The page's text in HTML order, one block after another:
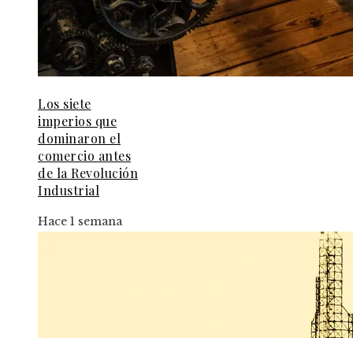
Los siete
imperios que
dominaron el
comercio antes
de la Revolución
Industrial
Hace 1 semana